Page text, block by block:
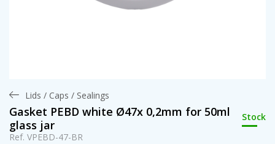
Lids / Caps / Sealings
Gasket PEBD white Ø47x 0,2mm for 50ml
glass jar
Stock
Ref. VPEBD-47-BR